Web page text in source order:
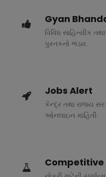
Gyan
વિવિધ સાહિત્યીક તથા
પુસ્તકનો ભંડાર.
Jobs Alert
કેન્દ્ર તથા રાજ્ય
ઓનલાઇન માહિતી.
Competitive